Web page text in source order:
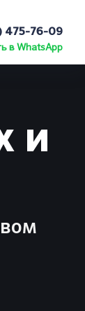
475-76-09
в WhatsApp
и